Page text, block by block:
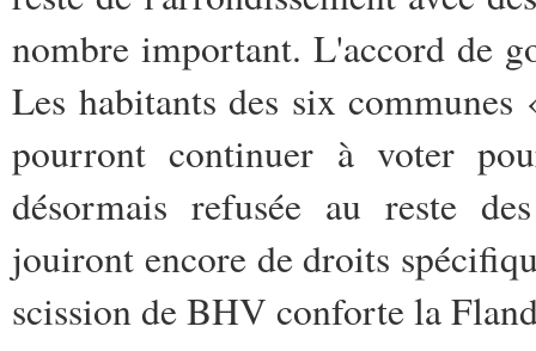
nombre important. L'accord de
Les habitants des six
pourront continuer à voter
désormais refusée au reste
jouiront encore de droits
scission de BHV conforte la